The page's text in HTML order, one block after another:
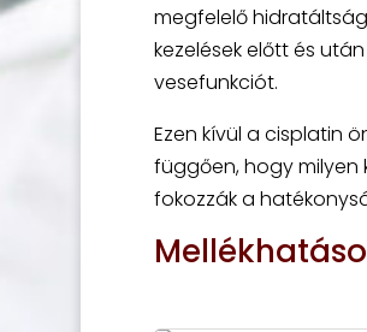
megfelelő
kezelések előtt és
vesefunkciót.
Ezen kívül a cisplatin
függően, hogy milyen
fokozzák a